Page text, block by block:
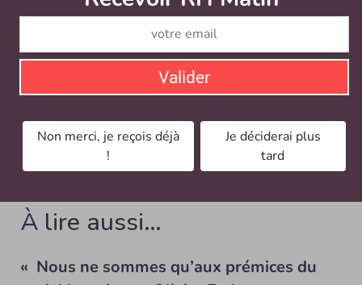
Aurélie Tachot
À lire aussi…
« Nous ne sommes qu’aux prémices du
Valider
Non merci, je reçois déjà
!
Je déciderai plus
tard